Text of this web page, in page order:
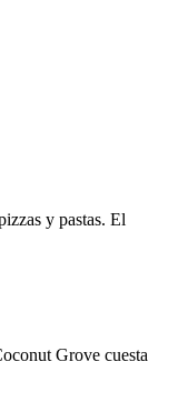
y pastas. El
Grove cuesta